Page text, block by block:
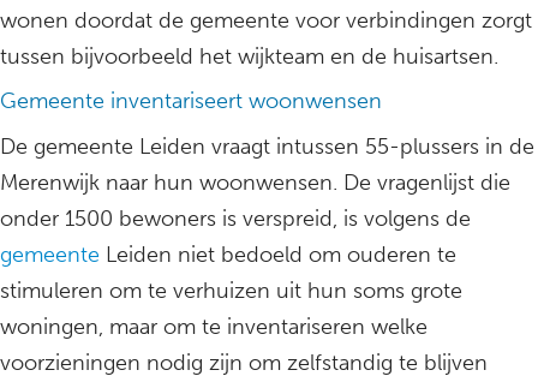
wonen doordat de gemeente voor verbindingen zorgt
tussen bijvoorbeeld het wijkteam en de huisartsen.
Gemeente inventariseert woonwensen
De gemeente Leiden vraagt intussen 55-plussers in de
Merenwijk naar hun woonwensen. De vragenlijst die
onder 1500 bewoners is verspreid, is volgens de
gemeente Leiden niet bedoeld om ouderen te
stimuleren om te verhuizen uit hun soms grote
woningen, maar om te inventariseren welke
voorzieningen nodig zijn om zelfstandig te blijven